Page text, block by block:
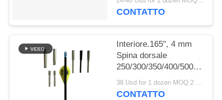
pale/piume cercare
250/300/340/400/500
CONTATTO
Interiore.165", 4 mm
Spina dorsale
250/300/350/400/500/600/
Peso più leggero
Piccolo diametro
38 Usd for 1 dozen MOQ:2 dozzine
CONTATTO